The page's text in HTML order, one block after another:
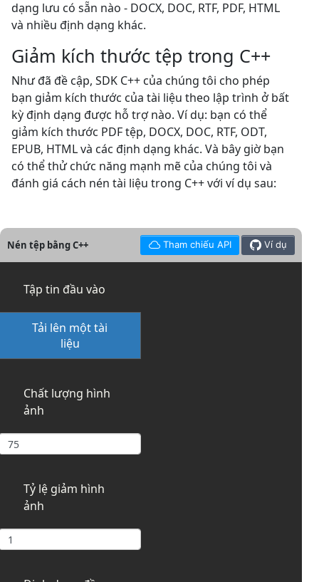
dạng lưu có sẵn nào - DOCX, DOC, RTF, PDF, HTML
và nhiều định dạng khác.
Giảm kích thước tệp trong C++
Như đã đề cập, SDK C++ của chúng tôi cho phép
bạn giảm kích thước của tài liệu theo lập trình ở bất
kỳ định dạng được hỗ trợ nào. Ví dụ: bạn có thể
giảm kích thước PDF tệp, DOCX, DOC, RTF, ODT,
EPUB, HTML và các định dạng khác. Và bây giờ bạn
có thể thử chức năng mạnh mẽ của chúng tôi và
đánh giá cách nén tài liệu trong C++ với ví dụ sau:
Nén tệp bằng C++ Tham chiếu API Ví dụ
Tập tin đầu vào
Tải lên một tài
liệu
Chất lượng hình
ảnh
Tỷ lệ giảm hình
ảnh